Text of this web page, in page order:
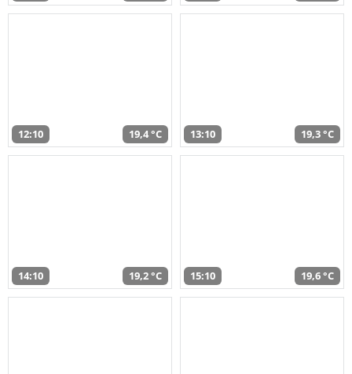
12:10 19,4 °C 13:10 19,3 °C
14:10 19,2 °C 15:10 19,6 °C